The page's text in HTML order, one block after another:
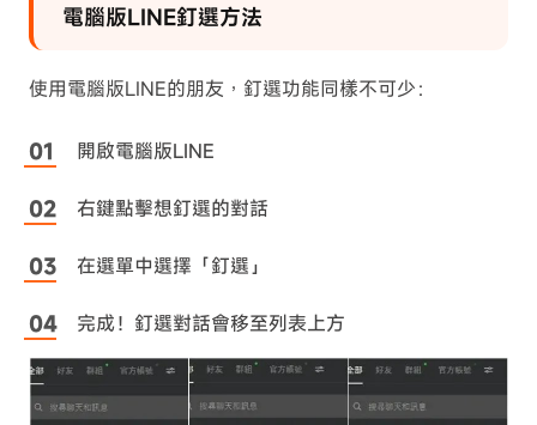
電腦版LINE釘選方法
使用電腦版LINE的朋友，釘選功能同樣不可少：
開啟電腦版LINE
右鍵點擊想釘選的對話
在選單中選擇「釘選」
完成！釘選對話會移至列表上方